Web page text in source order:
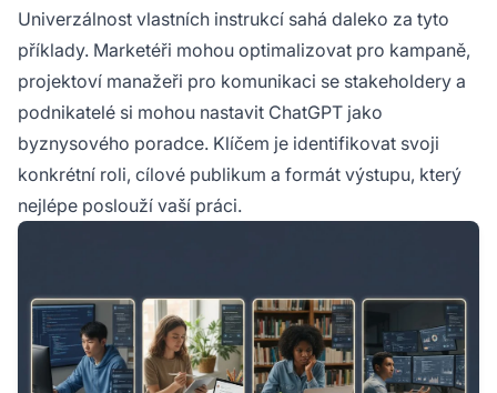
Univerzálnost vlastních instrukcí sahá daleko za tyto
příklady. Marketéři mohou optimalizovat pro kampaně,
projektoví manažeři pro komunikaci se stakeholdery a
podnikatelé si mohou nastavit ChatGPT jako
byznysového poradce. Klíčem je identifikovat svoji
konkrétní roli, cílové publikum a formát výstupu, který
nejlépe poslouží vaší práci.